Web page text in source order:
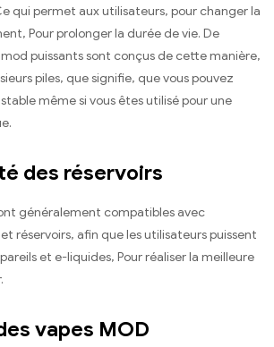
qui permet aux utilisateurs, pour changer la
Pour prolonger la durée de vie. De
puissants sont conçus de cette manière,
piles, que signifie, que vous pouvez
même si vous êtes utilisé pour une
des réservoirs
généralement compatibles avec
réservoirs, afin que les utilisateurs puissent
et e-liquides, Pour réaliser la meilleure
vapes MOD